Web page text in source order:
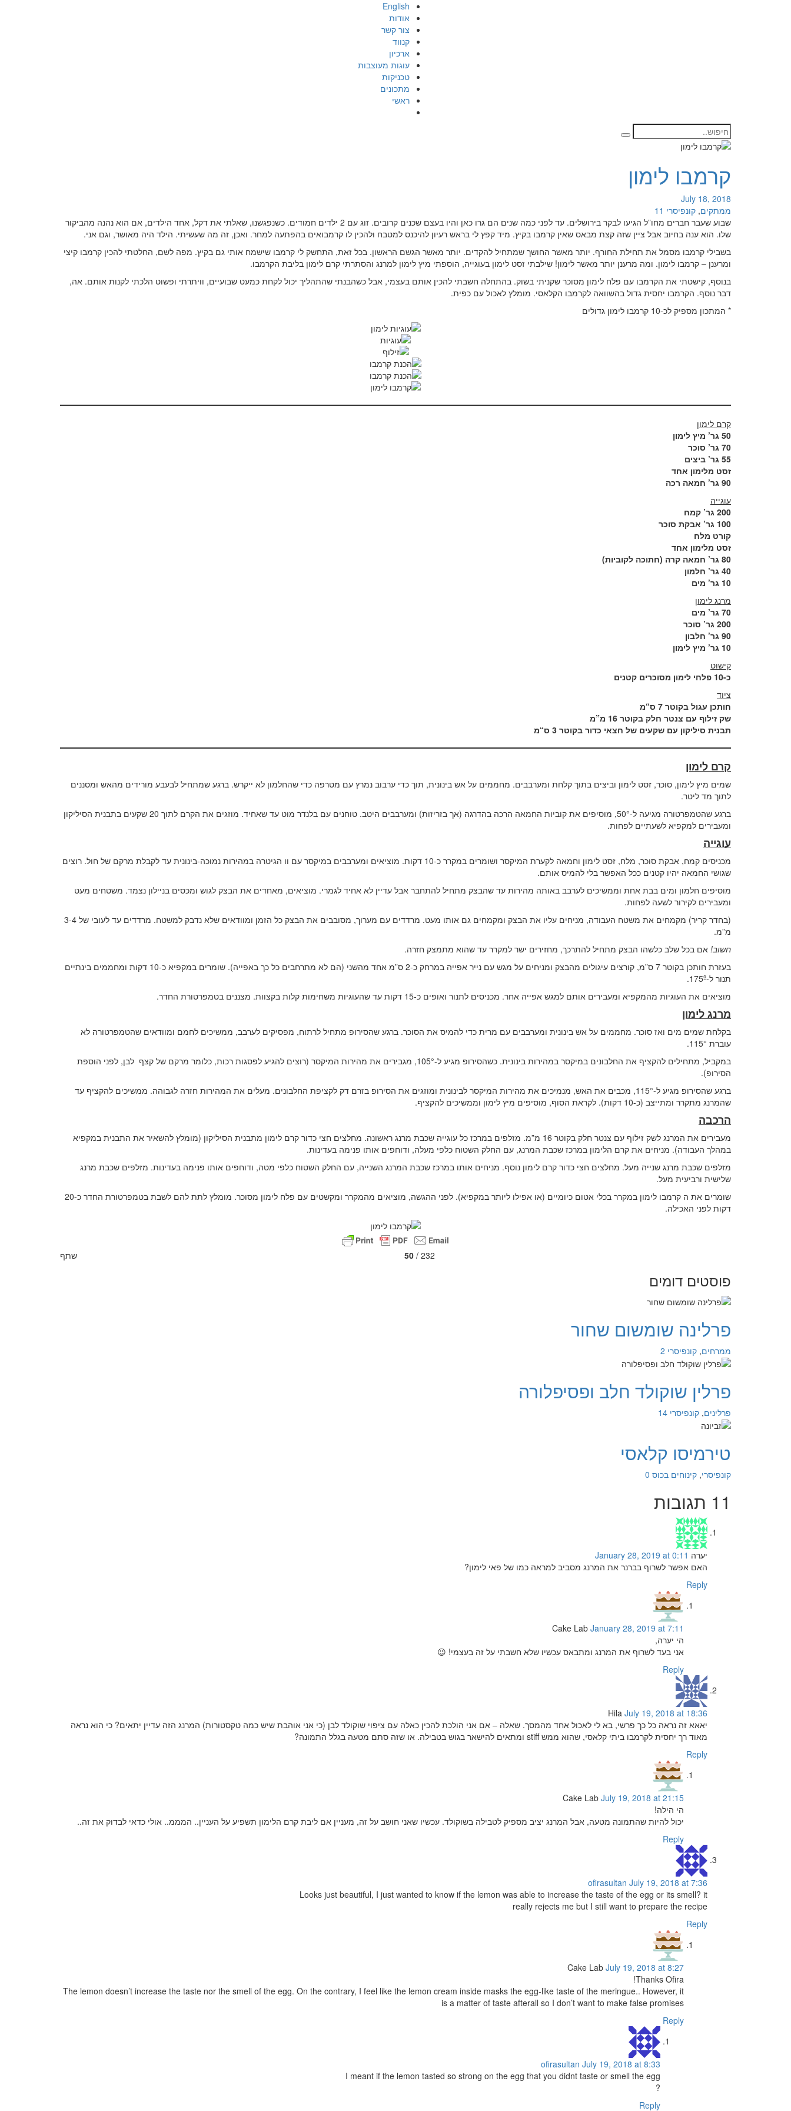
English
אודות
צור קשר
קנווד
ארכיון
עוגות מעוצבות
טכניקות
מתכונים
ראשי
קרמבו לימון
July 18, 2018
ממתקים, קונפיסרי 11
שבוע שעבר חברים מחו”ל הגיעו לבקר בירושלים. עד לפני כמה שנים הם גרו כאן והיו בעצם שכנים קרובים. זוג עם 2 ילדים חמודים. כשנפגשנו, שאלתי את דקל, אחד הילדים, אם הוא נהנה מהביקור
שלו. הוא ענה בחיוב אבל ציין שזה קצת מבאס שאין קרמבו בקיץ. מיד קפץ לי בראש רעיון להיכנס למטבח ולהכין לו קרמבואים בהפתעה למחר. ואכן, זה מה שעשיתי. הילד היה מאושר, וגם אני.
בשבילי קרמבו מסמל את תחילת החורף. יותר מאשר החושך שמתחיל להקדים. יותר מאשר הגשם הראשון. בכל זאת, התחשק לי קרמבו שישמח אותי גם בקיץ. מפה לשם, החלטתי להכין קרמבו קיצי
ומרענן – קרמבו לימון. ומה מרענן יותר מאשר לימון! שילבתי זסט לימון בעוגייה, הוספתי מיץ לימון למרנג והסתרתי קרם לימון בליבת הקרמבו.
בנוסף, קישטתי את הקרמבו עם פלח לימון מסוכר שקניתי בשוק. בהתחלה חשבתי להכין אותם בעצמי, אבל כשהבנתי שהתהליך יכול לקחת כמעט שבועיים, וויתרתי ופשוט הלכתי לקנות אותם. אה,
דבר נוסף. הקרמבו יחסית גדול בהשוואה לקרמבו הקלאסי. מומלץ לאכול עם כפית.
* המתכון מספיק לכ-10 קרמבו לימון גדולים
קרם לימון
50 גר’ מיץ לימון
70 גר’ סוכר
55 גר’ ביצים
זסט מלימון אחד
90 גר’ חמאה רכה
עוגייה
200 גר’ קמח
100 גר’ אבקת סוכר
קורט מלח
זסט מלימון אחד
80 גר’ חמאה קרה (חתוכה לקוביות)
40 גר’ חלמון
10 גר’ מים
מרנג לימון
70 גר’ מים
200 גר’ סוכר
90 גר’ חלבון
10 גר’ מיץ לימון
קישוט
כ-10 פלחי לימון מסוכרים קטנים
ציוד
חותכן עגול בקוטר 7 ס
“מ
שק זילוף עם צנטר חלק בקוטר 16 מ”מ
תבנית סיליקון עם שקעים של חצאי כדור בקוטר 3 ס
“מ
קרם לימון
שמים מיץ לימון, סוכר, זסט לימון וביצים בתוך קלחת ומערבבים. מחממים על אש בינונית, תוך כדי ערבוב נמרץ עם מטרפה כדי שהחלמון לא ייקרש. ברגע שמתחיל לבעבע מורידים מהאש ומסננים
לתוך מד ליטר.
ברגע שהטמפרטורה מגיעה ל-50°, מוסיפים את קוביות החמאה הרכה בהדרגה (אך בזריזות) ומערבבים היטב. טוחנים עם בלנדר מוט עד שאחיד. מוזגים את הקרם לתוך 20 שקעים בתבנית הסיליקון
ומעבירים למקפיא לשעתיים לפחות.
עוגייה
מכניסים קמח, אבקת סוכר, מלח, זסט לימון וחמאה לקערת המיקסר ושומרים במקרר כ-10 דקות. מוציאים ומערבבים במיקסר עם וו הגיטרה במהירות נמוכה-בינונית עד לקבלת מרקם של חול. רוצים
שגושי החמאה יהיו קטנים ככל האפשר בלי להמיס אותם.
מוסיפים חלמון ומים בבת אחת וממשיכים לערבב באותה מהירות עד שהבצק מתחיל להתחבר אבל עדיין לא אחיד לגמרי. מוציאים, מאחדים את הבצק לגוש ומכסים בניילון נצמד. משטחים מעט
ומעבירים לקירור לשעה לפחות.
(בחדר קריר) מקמחים את משטח העבודה, מניחים עליו את הבצק ומקמחים גם אותו מעט. מרדדים עם מערוך, מסובבים את הבצק כל הזמן ומוודאים שלא נדבק למשטח. מרדדים עד לעובי של 3-4
מ”מ.
חשוב! אם בכל שלב כלשהו הבצק מתחיל להתרכך, מחזירים ישר למקרר עד שהוא מתמצק חזרה.
בעזרת חותכן בקוטר 7 ס”מ, קורצים עיגולים מהבצק ומניחים על מגש עם נייר אפייה במרחק כ-2 ס”מ אחד מהשני (הם לא מתרחבים כל כך באפייה). שומרים במקפיא כ-10 דקות ומחממים בינתיים
תנור ל-175º.
מוציאים את העוגיות מהמקפיא ומעבירים אותם למגש אפייה אחר. מכניסים לתנור ואופים כ-15 דקות עד שהעוגיות משחימות קלות בקצוות. מצננים בטמפרטורת החדר.
מרנג לימון
בקלחת שמים מים ואז סוכר. מחממים על אש בינונית ומערבבים עם מרית כדי להמיס את הסוכר. ברגע שהסירופ מתחיל לרתוח, מפסיקים לערבב, ממשיכים לחמם ומוודאים שהטמפרטורה לא
עוברת 115°.
במקביל, מתחילים להקציף את החלבונים במיקסר במהירות בינונית. כשהסירופ מגיע ל-105°, מגבירים את מהירות המיקסר (רוצים להגיע לפסגות רכות, כלומר מרקם של קצף לבן, לפני הוספת
הסירופ).
ברגע שהסירופ מגיע ל-115°, מכבים את האש, מנמיכים את מהירות המיקסר לבינונית ומוזגים את הסירופ בזרם דק לקציפת החלבונים. מעלים את המהירות חזרה לגבוהה. ממשיכים להקציף עד
שהמרנג מתקרר ומתייצב (כ-10 דקות). לקראת הסוף, מוסיפים מיץ לימון וממשיכים להקציף.
הרכבה
מעבירים את המרנג לשק זילוף עם צנטר חלק בקוטר 16 מ”מ. מזלפים במרכז כל עוגייה שכבת מרנג ראשונה. מחלצים חצי כדור קרם לימון מתבנית הסיליקון (מומלץ להשאיר את התבנית במקפיא
במהלך העבודה). מניחים את קרם הלימון במרכז שכבת המרנג, עם החלק השטוח כלפי מעלה, ודוחפים אותו פנימה בעדינות.
מזלפים שכבת מרנג שנייה מעל. מחלצים חצי כדור קרם לימון נוסף. מניחים אותו במרכז שכבת המרנג השנייה, עם החלק השטוח כלפי מטה, ודוחפים אותו פנימה בעדינות. מזלפים שכבת מרנג
שלישית ורביעית מעל.
שומרים את ה קרמבו לימון במקרר בכלי אטום כיומיים (או אפילו ליותר במקפיא). לפני ההגשה, מוציאים מהמקרר ומקשטים עם פלח לימון מסוכר. מומלץ לתת להם לשבת בטמפרטורת החדר כ-20
דקות לפני האכילה.
שתף 50 / 232
פוסטים דומים
פרלינה שומשום שחור
ממרחים, קונפיסרי 2
פרלין שוקולד חלב ופסיפלורה
פרלינים, קונפיסרי 14
טירמיסו קלאסי
קונפיסרי, קינוחים בכוס 0
11 תגובות
יערה January 28, 2019 at 0:11
האם אפשר לשרוף בברנר את המרנג מסביב למראה כמו של פאי לימון?
Reply
Cake Lab January 28, 2019 at 7:11
הי יערה,
אני בעד לשרוף את המרנג ומתבאס עכשיו שלא חשבתי על זה בעצמי! 😉
Reply
Hila July 19, 2018 at 18:36
יאאא זה נראה כל כך פרשי, בא לי לאכול אחד מהמסך. שאלה – אם אני הולכת להכין כאלה עם ציפוי שוקולד לבן (כי אני אוהבת שיש כמה טקסטורות) המרנג הזה עדיין יתאים? כי הוא נראה
מאוד רך יחסית לקרמבו ביתי קלאסי, שהוא ממש stiff ומתאים להישאר בגוש בטבילה. או שזה סתם מטעה בגלל התמונה?
Reply
Cake Lab July 19, 2018 at 21:15
הי הילה!
יכול להיות שהתמונה מטעה, אבל המרנג יציב מספיק לטבילה בשוקולד. עכשיו שאני חושב על זה, מעניין אם ליבת קרם הלימון תשפיע על העניין.. המממ.. אולי כדאי לבדוק את זה..
Reply
ofirasultan July 19, 2018 at 7:36
Looks just beautiful, I just wanted to know if the lemon was able to increase the taste of the egg or its smell? it
really rejects me but I still want to prepare the recipe
Reply
Cake Lab July 19, 2018 at 8:27
Thanks Ofira!
The lemon doesn’t increase the taste nor the smell of the egg. On the contrary, I feel like the lemon cream inside masks the egg-like taste of the meringue.. However, it
is a matter of taste afterall so I don’t want to make false promises
Reply
ofirasultan July 19, 2018 at 8:33
I meant if the lemon tasted so strong on the egg that you didnt taste or smell the egg
?
Reply